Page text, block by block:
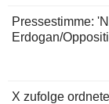
Pressestimme:
Erdogan/
X zufolge